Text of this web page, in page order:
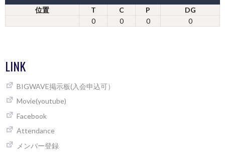
位置 T C P
DG
0
0 0 0
LINK
BIGWAVE掲示板(入会申込可）
Movie(youtube)
Facebook
Attendance
メンバー登録